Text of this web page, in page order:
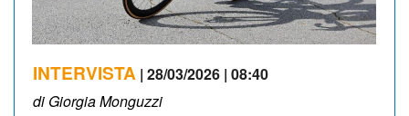
INTERVISTA | 28/03/2026 | 08:40
di Giorgia Monguzzi